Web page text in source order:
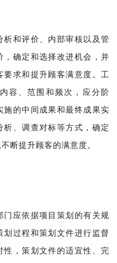
和评价、内部审核以及管
确定和选择改进机会，并
求和提升顾客满意度。工
容、范围和频次，应分阶
的中间成果和最终成果实
、调查对标等方式，确定
断提升顾客的满意度。
门应依据项目策划的有关规
过程和策划文件进行监督
，策划文件的适宜性、完